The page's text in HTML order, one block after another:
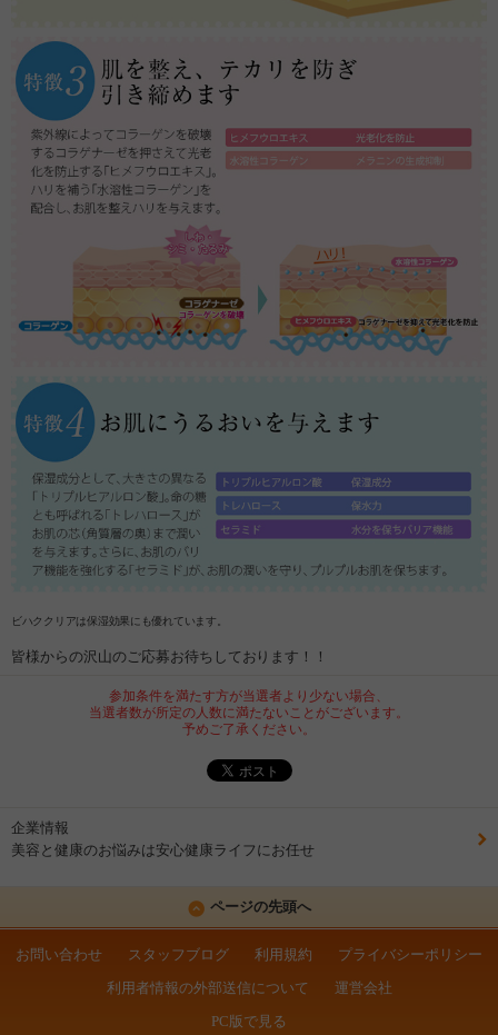
ビハククリアは保湿効果にも優れています。
皆様からの沢山のご応募お待ちしております！！
参加条件を満たす方が当選者より少ない場合、
当選者数が所定の人数に満たないことがございます。
予めご了承ください。
企業情報
美容と健康のお悩みは安心健康ライフにお任せ
ページの先頭へ
お問い合わせ スタッフブログ 利用規約
プライバシーポリシー
利用者情報の外部送信について
運営会社
PC版で見る